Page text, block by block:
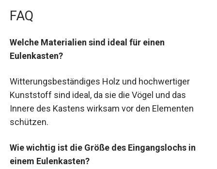
FAQ
Welche Materialien sind ideal für einen
Eulenkasten?
Witterungsbeständiges Holz und hochwertiger
Kunststoff sind ideal, da sie die Vögel und das
Innere des Kastens wirksam vor den Elementen
schützen.
Wie wichtig ist die Größe des Eingangslochs in
einem Eulenkasten?